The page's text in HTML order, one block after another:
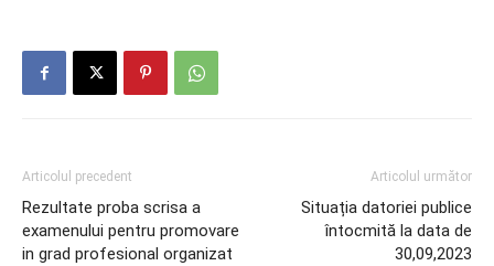
Articolul precedent
Rezultate proba scrisa a
examenului pentru promovare
in grad profesional organizat
Articolul următor
Situația datoriei publice
întocmită la data de
30,09,2023